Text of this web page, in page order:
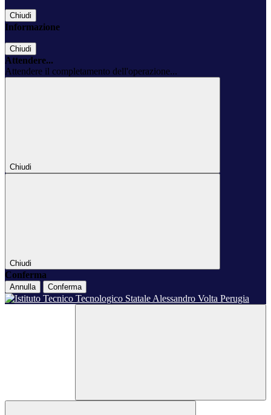
Chiudi
Informazione
Chiudi
Attendere...
Attendere il completamento dell'operazione...
Chiudi
Chiudi
Conferma
Annulla Conferma